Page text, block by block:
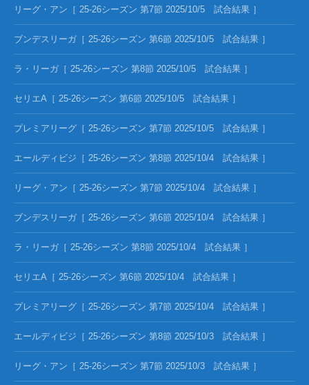
リーグ・アン［ 25-26シーズン 第7節 2025/10/5 試合結果 ］
ブンデスリーガ［ 25-26シーズン 第6節 2025/10/5 試合結果 ］
ラ・リーガ［ 25-26シーズン 第8節 2025/10/5 試合結果 ］
セリエA［ 25-26シーズン 第6節 2025/10/5 試合結果 ］
プレミアリーグ［ 25-26シーズン 第7節 2025/10/5 試合結果 ］
エールディビジ［ 25-26シーズン 第8節 2025/10/4 試合結果 ］
リーグ・アン［ 25-26シーズン 第7節 2025/10/4 試合結果 ］
ブンデスリーガ［ 25-26シーズン 第6節 2025/10/4 試合結果 ］
ラ・リーガ［ 25-26シーズン 第8節 2025/10/4 試合結果 ］
セリエA［ 25-26シーズン 第6節 2025/10/4 試合結果 ］
プレミアリーグ［ 25-26シーズン 第7節 2025/10/4 試合結果 ］
エールディビジ［ 25-26シーズン 第8節 2025/10/3 試合結果 ］
リーグ・アン［ 25-26シーズン 第7節 2025/10/3 試合結果 ］